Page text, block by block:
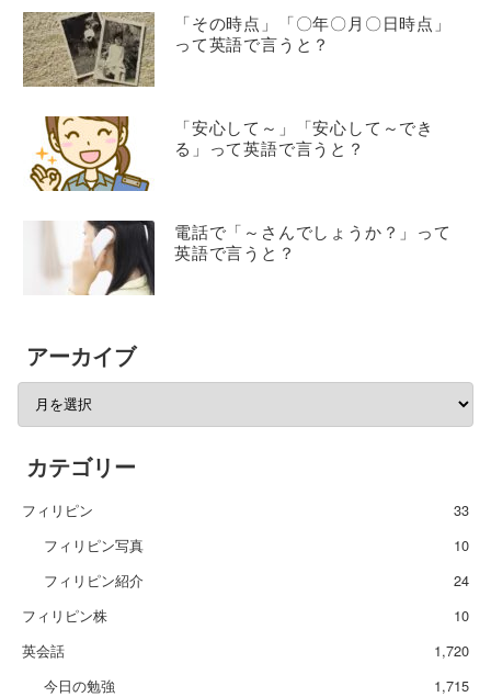
「その時点」「〇年〇月〇日時点」
って英語で言うと？
「安心して～」「安心して～でき
る」って英語で言うと？
電話で「～さんでしょうか？」って
英語で言うと？
アーカイブ
カテゴリー
フィリピン
33
フィリピン写真
10
フィリピン紹介
24
フィリピン株
10
英会話
1,720
今日の勉強
1,715